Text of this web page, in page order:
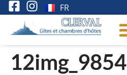
FR
12img_9854